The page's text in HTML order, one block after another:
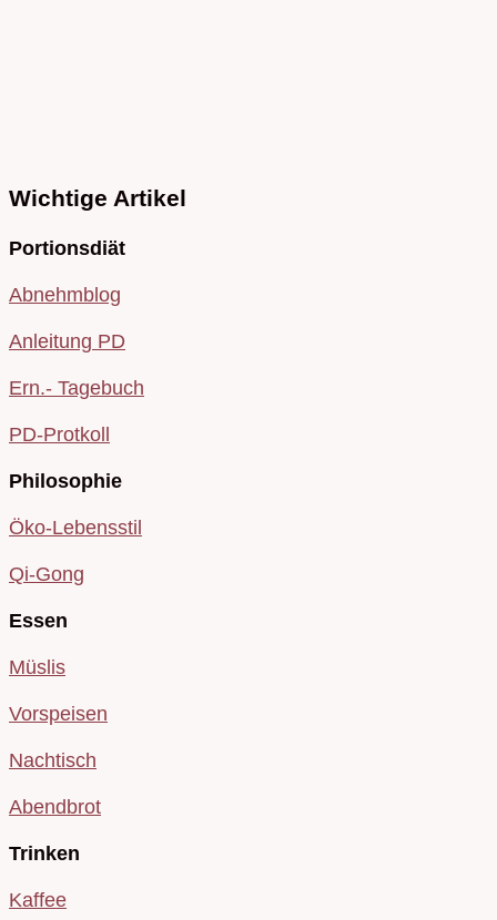
Wichtige Artikel
Portionsdiät
Abnehmblog
Anleitung PD
Ern.- Tagebuch
PD-Protkoll
Philosophie
Öko-Lebensstil
Qi-Gong
Essen
Müslis
Vorspeisen
Nachtisch
Abendbrot
Trinken
Kaffee